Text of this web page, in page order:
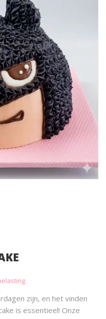
zijn, en het vinden
is essentieel! Onze